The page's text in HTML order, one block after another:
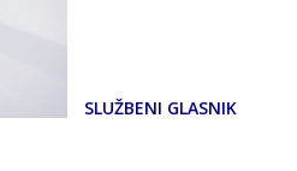
SLUŽBENI GLASNIK